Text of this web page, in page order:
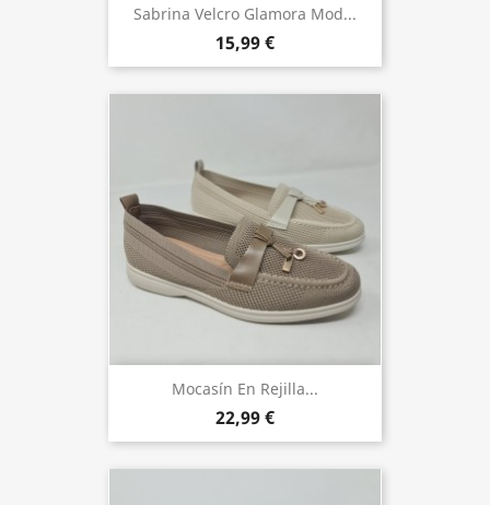
Sabrina Velcro Glamora Mod...
15,99 €
Mocasín En Rejilla...
22,99 €